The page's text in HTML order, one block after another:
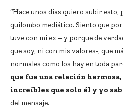
“Hace unos días quiero subir esto,
quilombo mediático. Siento que
tuve con mi ex – y porque de
que soy, ni con mis valores-, que
normales como los hay en toda
que fue una relación
increíbles que solo él y yo
del mensaje.